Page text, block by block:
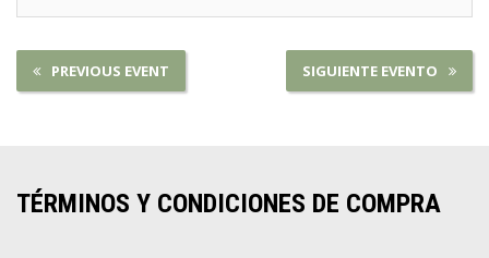
PREVIOUS EVENT SIGUIENTE EVENTO
TÉRMINOS Y CONDICIONES DE COMPRA